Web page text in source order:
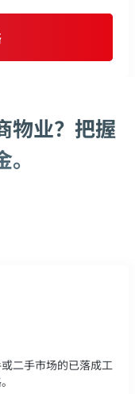
物业？把握
二手市场的已落成工